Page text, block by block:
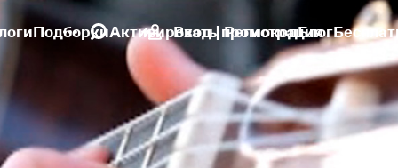
ПодборкиАктивировать промокодБлог
Вход | Регистрация